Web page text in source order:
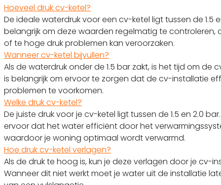
Hoeveel druk cv-ketel?
De ideale waterdruk voor een cv-ketel ligt tussen de 1.5
belangrijk om deze waarden regelmatig te controleren,
of te hoge druk problemen kan veroorzaken.
Wanneer cv-ketel bijvullen?
Als de waterdruk onder de 1.5 bar zakt, is het tijd om de
is belangrijk om ervoor te zorgen dat de cv-installatie
problemen te voorkomen.
Welke druk cv-ketel?
De juiste druk voor je cv-ketel ligt tussen de 1.5 en 2.0
ervoor dat het water efficiënt door het
waardoor je woning optimaal wordt verwarmd.
Hoe druk cv-ketel verlagen?
Als de druk te hoog is, kun je deze verlagen door je cv-
Wanneer dit niet werkt moet je water uit de installatie